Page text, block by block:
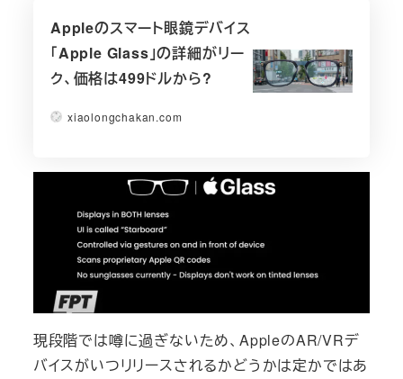
Appleのスマート眼鏡デバイス
「Apple Glass」の詳細がリー
ク、価格は499ドルから?
xiaolongchakan.com
現段階では噂に過ぎないため、AppleのAR/VRデ
バイスがいつリリースされるかどうかは定かではあ